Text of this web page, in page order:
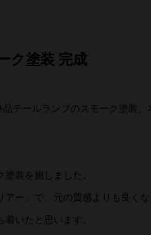
ク塗装 完成
テールランプのスモーク塗装、
装を施しました。
ー」で、元の質感よりも良く
いたと思います。